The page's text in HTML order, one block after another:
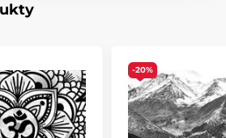
nezávadné
-20%